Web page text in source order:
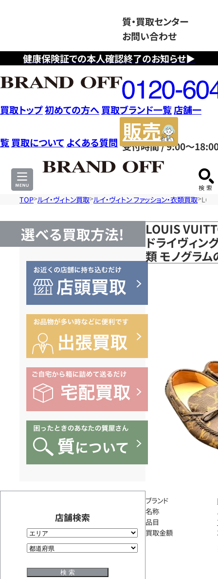
健康保険証での本人確認終了のお知らせ▶
質・買取センター
お問い合わせ
フ
リ
ー
ダ
イ
ヤ
ル
0120604117
受付時間 / 9:00～
買取トップ初めての方へ 買取ブランド一覧店舗一
覧 買取について よくある質問
サ
TOP ルイ・ヴィトン買取 ルイ・ヴィトン ファッション・衣類買取
選べる買取方法!
店舗検索
LOUIS
ドライヴィン
類 モノグラ
ブランド
名称
品目
買取金額